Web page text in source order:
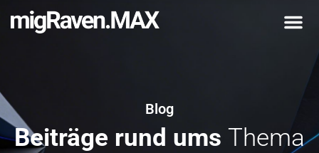
Blog
Beiträge rund ums Thema